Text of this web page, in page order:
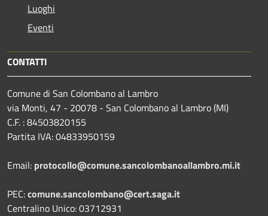
Luoghi
Eventi
CONTATTI
Comune di San Colombano al Lambro
via Monti, 47 - 20078 - San Colombano al Lambro (MI)
C.F. : 84503820155
Partita IVA: 04833950159
Email: protocollo@comune.sancolombanoallambro.mi.it
PEC:comune.sancolombano@cert.saga.it
Centralino Unico: 03712931